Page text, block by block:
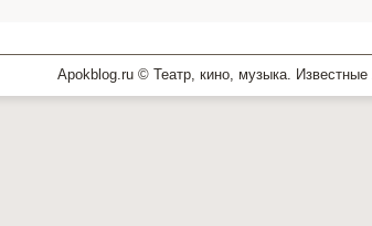
Apokblog.ru © Театр, кино, музыка.